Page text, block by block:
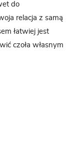
do
relacja z samą
łatwiej jest
czoła własnym